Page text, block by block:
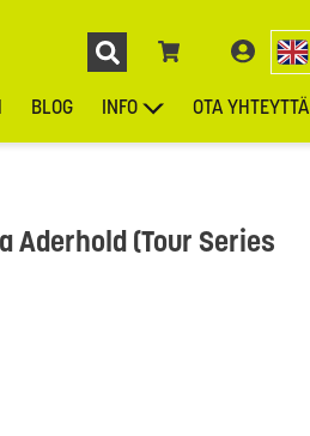
BLOG INFO OTA YHTEYTTÄ
Aderhold (Tour Series